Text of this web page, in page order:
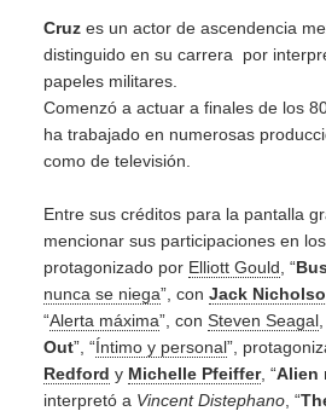
Cruz es un actor de ascendencia
distinguido en su carrera por
papeles militares.
Comenzó a actuar a finales de los
ha trabajado en numerosas
como de televisión.
Entre sus créditos para la pantalla
mencionar sus participaciones en
protagonizado por Elliott Gould , “
nunca se niega”, con Jack
“Alerta máxima”, con Steven Seagal
Out”, “Íntimo y personal”,
Redford y Michelle Pfeiffer, “Alien
interpretó a Vincent Distephano , “